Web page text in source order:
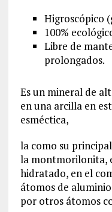
Higroscópico
100%
Libre de
prolongados.
Es un mineral de
en una arcilla en
esméctica,
la como su
la montmorilonita,
hidratado, en el
átomos de
por otros átomos